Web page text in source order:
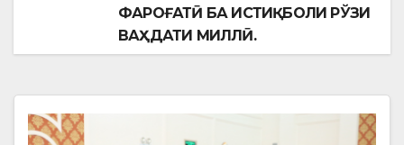
ФАРОҒАТӢ БА ИСТИҚБОЛИ РЎЗИ
ВАҲДАТИ МИЛЛӢ.